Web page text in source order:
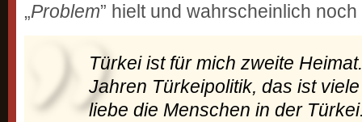
„Problem” hielt und wahrscheinlich
Türkei ist für mich zweite
Jahren Türkeipolitik, das ist
liebe die Menschen in der